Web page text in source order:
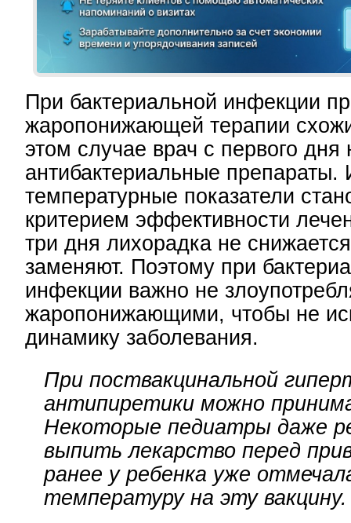
При бактериальной инфекции
жаропонижающей терапии
этом случае врач с первого дня
антибактериальные препараты.
температурные показатели
критерием эффективности
три дня лихорадка не
заменяют. Поэтому при
инфекции важно не
жаропонижающими, чтобы не
динамику заболевания.
При поствакцинальной
антипиретики можно
Некоторые педиатры даже
выпить лекарство перед
ранее у ребенка уже
температуру на эту вакцину.